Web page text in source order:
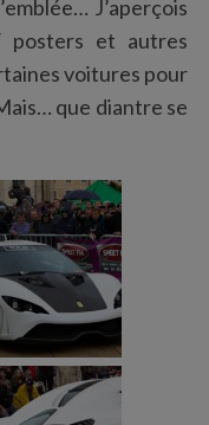
J’aperçois
posters et autres
voitures pour
que diantre se